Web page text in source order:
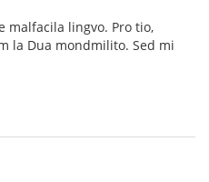
malfacila lingvo. Pro tio,
la Dua mondmilito. Sed mi